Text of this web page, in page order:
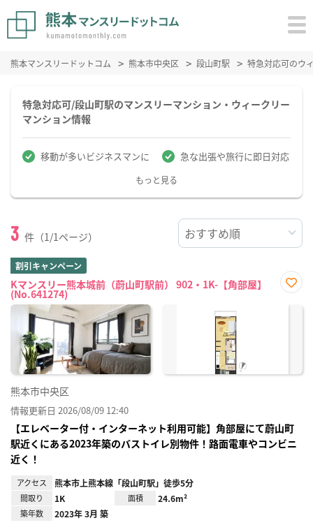
熊本マンスリードットコム 熊本市中央区 段山町駅 特急対応可のウ
特急対応可/段山町駅のマンスリーマンション・ウィークリー
マンション情報
移動が多いビジネスマンに 急な出張や旅行に即日対応
もっと見る
3 件（1/1ページ）
割引キャンペーン
Kマンスリー熊本城前（蔚山町駅前） 902・1K-【角部屋】
(No.641274)
に入
熊本市中央区
情報更新日 2026/08/09 12:40
【エレベーター付・インターネット利用可能】角部屋にて蔚山町
駅近くにある2023年築のバストイレ別物件！路面電車やコンビニ
近く！
アクセス 熊本市上熊本線「段山町駅」徒歩5分
間取り 1K 面積 24.6m²
築年数 2023年 3月 築